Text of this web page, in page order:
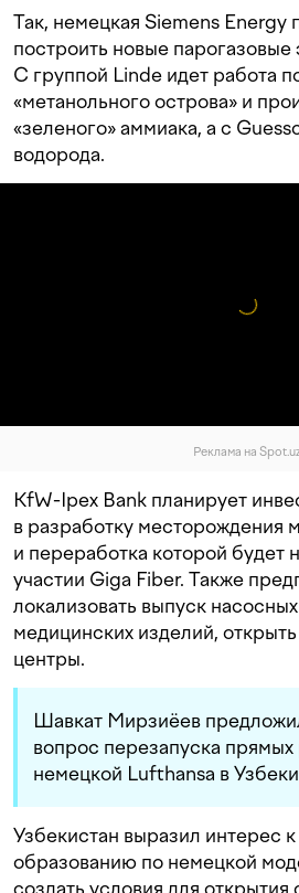
Так, немецкая Siemens Energy
построить новые парогазовые
С группой Linde идет работа
«метанольного острова» и
«зеленого» аммиака, а с
водорода.
Реклама на
KfW-Ipex Bank планирует
в разработку месторождения
и переработка которой будет
участии Giga Fiber. Также
локализовать выпуск
медицинских изделий,
центры.
Шавкат Мирзиёев
вопрос перезапуска
немецкой Lufthansa в
Узбекистан выразил интерес
образованию по немецкой